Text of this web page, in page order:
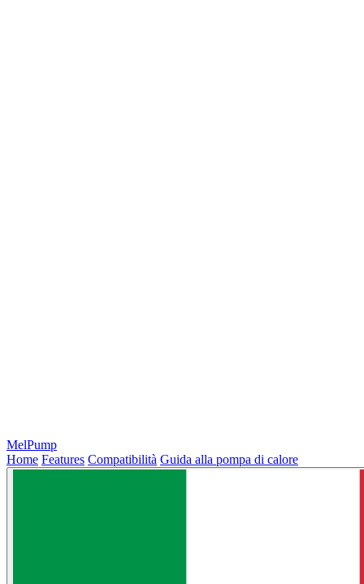
MelPump
Home Features Compatibilità Guida alla pompa di calore